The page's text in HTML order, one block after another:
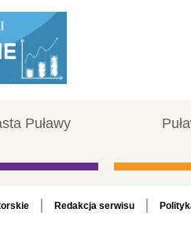
Puławy
Redakcja serwisu